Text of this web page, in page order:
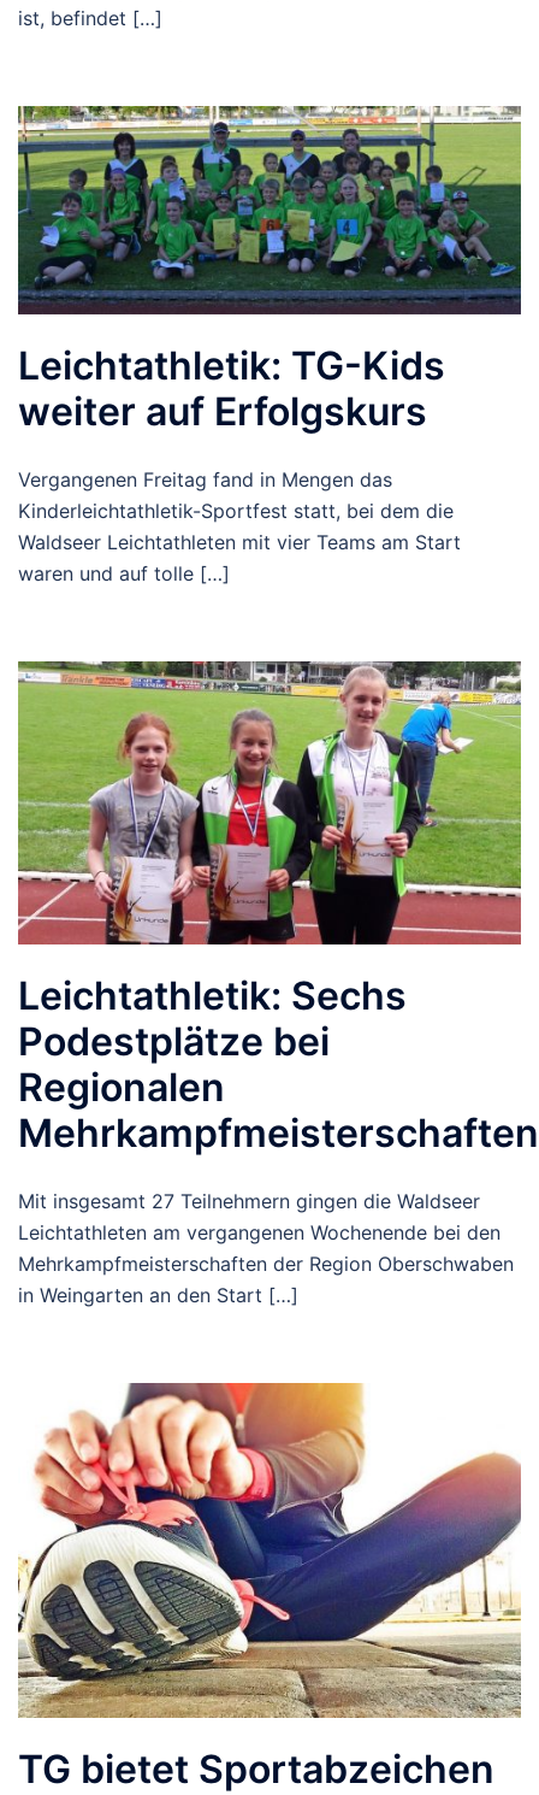
ist, befindet […]
Leichtathletik: TG-Kids
weiter auf Erfolgskurs
Vergangenen Freitag fand in Mengen das
Kinderleichtathletik-Sportfest statt, bei dem die
Waldseer Leichtathleten mit vier Teams am Start
waren und auf tolle […]
Leichtathletik: Sechs
Podestplätze bei
Regionalen
Mehrkampfmeisterschaften
Mit insgesamt 27 Teilnehmern gingen die Waldseer
Leichtathleten am vergangenen Wochenende bei den
Mehrkampfmeisterschaften der Region Oberschwaben
in Weingarten an den Start […]
TG bietet Sportabzeichen